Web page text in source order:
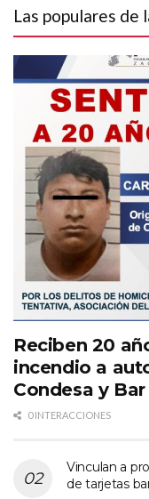
Las populares de
Reciben 20
incendio a
Condesa y
0 INTERACCIONES
Vinculan a
de tarjetas